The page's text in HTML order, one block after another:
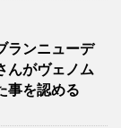
ランニューデ
んがヴェノム
事を認める